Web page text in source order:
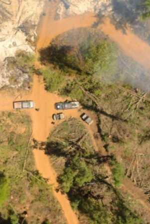
25 julio, 2026
Hurdy Gurdy Man: mapas de
creatividad
MÚSICA